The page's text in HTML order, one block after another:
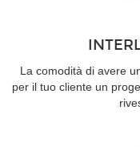
La comodità di avere
per il tuo cliente un